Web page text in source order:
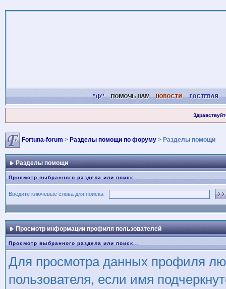
Fortuna-forum > Разделы помощи по форуму> Разделы помощи
Разделы помощи
Просмотр выбранного раздела или поиск...
Введите ключевые слова для поиска
Просмотр информации профиля пользователей
Просмотр выбранного раздела или поиск...
Для просмотра данных профиля
пользователя, если имя